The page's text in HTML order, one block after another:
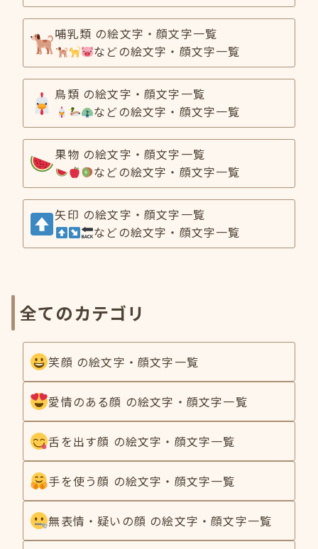
哺乳類 の絵文字・顔文字一覧
などの絵文字・顔文字一覧
鳥類 の絵文字・顔文字一覧
などの絵文字・顔文字一覧
果物 の絵文字・顔文字一覧
などの絵文字・顔文字一覧
矢印 の絵文字・顔文字一覧
などの絵文字・顔文字一覧
全てのカテゴリ
笑顔 の絵文字・顔文字一覧
愛情のある顔 の絵文字・顔文字一覧
舌を出す顔 の絵文字・顔文字一覧
手を使う顔 の絵文字・顔文字一覧
無表情・疑いの顔 の絵文字・顔文字一覧